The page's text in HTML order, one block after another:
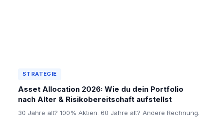
STRATEGIE
Asset Allocation 2026: Wie du dein Portfolio
nach Alter & Risikobereitschaft aufstellst
30 Jahre alt? 100% Aktien. 60 Jahre alt? Andere Rechnung.